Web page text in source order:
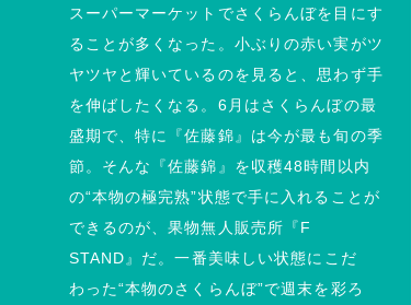
スーパーマーケットでさくらんぼを目にす
ることが多くなった。小ぶりの赤い実がツ
ヤツヤと輝いているのを見ると、思わず手
を伸ばしたくなる。6月はさくらんぼの最
盛期で、特に『佐藤錦』は今が最も旬の季
節。そんな『佐藤錦』を収穫48時間以内
の“本物の極完熟”状態で手に入れることが
できるのが、果物無人販売所『F
STAND』だ。一番美味しい状態にこだ
わった“本物のさくらんぼ”で週末を彩ろ